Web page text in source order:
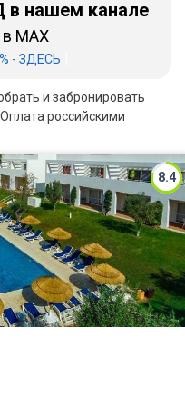
нашем канале
MAX
- ЗДЕСЬ
и забронировать
российскими
8.4